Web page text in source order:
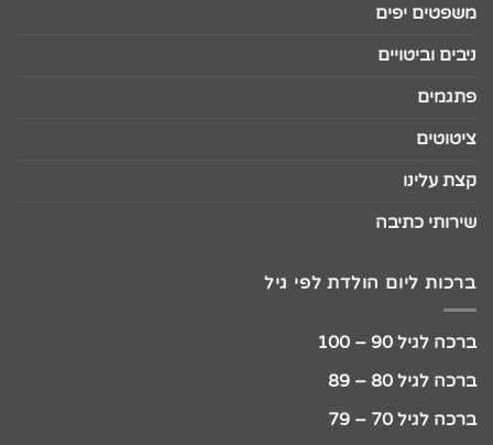
משפטים יפים
ניבים וביטויים
פתגמים
ציטוטים
קצת עלינו
שירותי כתיבה
ברכות ליום הולדת לפי גיל
ברכה לגיל 90 – 100
ברכה לגיל 80 – 89
ברכה לגיל 70 – 79